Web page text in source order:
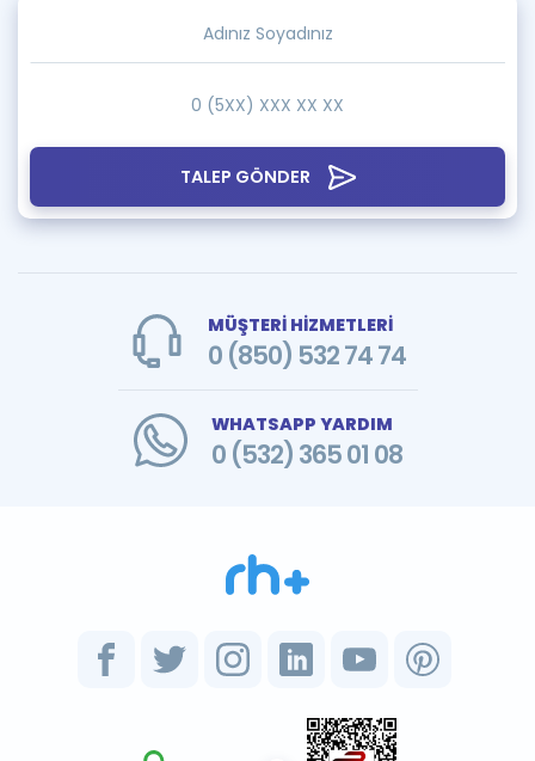
TALEP GÖNDER
MÜŞTERİ HİZMETLERİ
0 (850) 532 74 74
WHATSAPP YARDIM
0 (532) 365 01 08